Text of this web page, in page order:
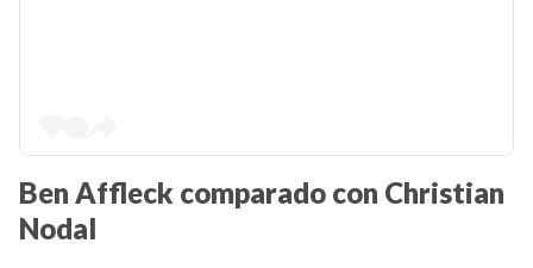
Ben Affleck comparado con Christian
Nodal